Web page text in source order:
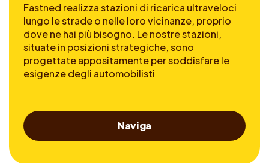
Fastned realizza stazioni di ricarica ultraveloci
lungo le strade o nelle loro vicinanze, proprio
dove ne hai più bisogno. Le nostre stazioni,
situate in posizioni strategiche, sono
progettate appositamente per soddisfare le
esigenze degli automobilisti
Naviga